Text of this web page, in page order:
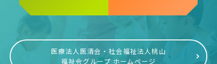
医療法人医清会・社会福祉法人桃山
福祉会グループ ホームページ